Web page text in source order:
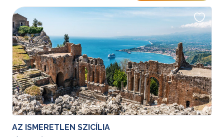
További érdekességekért Olaszországról kattintson
ide.
AZ ISMERETLEN SZICÍLIA